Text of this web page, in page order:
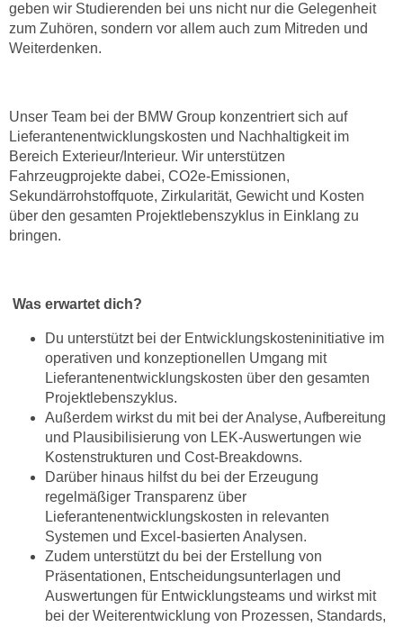
geben wir Studierenden bei uns nicht nur die Gelegenheit
zum Zuhören, sondern vor allem auch zum Mitreden und
Weiterdenken.
Unser Team bei der BMW Group konzentriert sich auf
Lieferantenentwicklungskosten und Nachhaltigkeit im
Bereich Exterieur/Interieur. Wir unterstützen
Fahrzeugprojekte dabei, CO2e-Emissionen,
Sekundärrohstoffquote, Zirkularität, Gewicht und Kosten
über den gesamten Projektlebenszyklus in Einklang zu
bringen.
Was erwartet dich?
Du unterstützt bei der Entwicklungskosteninitiative im
operativen und konzeptionellen Umgang mit
Lieferantenentwicklungskosten über den gesamten
Projektlebenszyklus.
Außerdem wirkst du mit bei der Analyse, Aufbereitung
und Plausibilisierung von LEK-Auswertungen wie
Kostenstrukturen und Cost-Breakdowns.
Darüber hinaus hilfst du bei der Erzeugung
regelmäßiger Transparenz über
Lieferantenentwicklungskosten in relevanten
Systemen und Excel-basierten Analysen.
Zudem unterstützt du bei der Erstellung von
Präsentationen, Entscheidungsunterlagen und
Auswertungen für Entwicklungsteams und wirkst mit
bei der Weiterentwicklung von Prozessen, Standards,